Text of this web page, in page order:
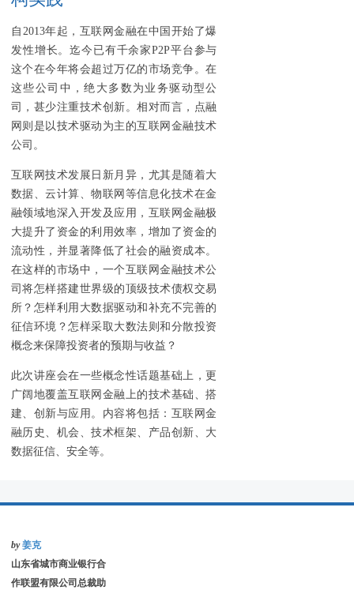
自2013年起，互联网金融在中国开始了爆
发性增长。迄今已有千余家P2P平台参与
这个在今年将会超过万亿的市场竞争。在
这些公司中，绝大多数为业务驱动型公
司，甚少注重技术创新。相对而言，点融
网则是以技术驱动为主的互联网金融技术
公司。
互联网技术发展日新月异，尤其是随着大
数据、云计算、物联网等信息化技术在金
融领域地深入开发及应用，互联网金融极
大提升了资金的利用效率，增加了资金的
流动性，并显著降低了社会的融资成本。
在这样的市场中，一个互联网金融技术公
司将怎样搭建世界级的顶级技术债权交易
所？怎样利用大数据驱动和补充不完善的
征信环境？怎样采取大数法则和分散投资
概念来保障投资者的预期与收益？
此次讲座会在一些概念性话题基础上，更
广阔地覆盖互联网金融上的技术基础、搭
建、创新与应用。内容将包括：互联网金
融历史、机会、技术框架、产品创新、大
数据征信、安全等。
by 姜克
山东省城市商业银行合
作联盟有限公司总裁助